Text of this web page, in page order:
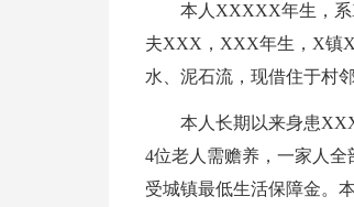
本人XXXXX年生，系
夫XXX，XXX年生，X镇
水、泥石流，现借住于村
本人长期以来身患
4位老人需赡养，一家人全
受城镇最低生活保障金。